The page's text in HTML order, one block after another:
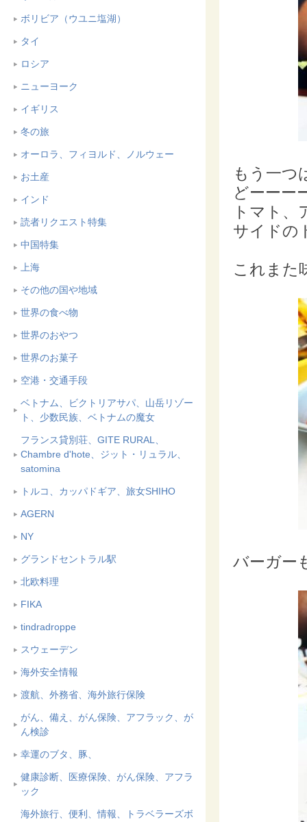
ボリビア（ウユニ塩湖）
タイ
ロシア
ニューヨーク
イギリス
冬の旅
オーロラ、フィヨルド、ノルウェー
お土産
インド
読者リクエスト特集
中国特集
上海
その他の国や地域
世界の食べ物
世界のおやつ
世界のお菓子
空港・交通手段
ベトナム、ビクトリアサパ、山岳リゾー
ト、少数民族、ベトナムの魔女
フランス貸別荘、GITE RURAL、
Chambre d'hote、ジット・リュラル、
satomina
トルコ、カッパドギア、旅女SHIHO
AGERN
NY
グランドセントラル駅
北欧料理
FIKA
tindradroppe
スウェーデン
海外安全情報
渡航、外務省、海外旅行保険
がん、備え、がん保険、アフラック、が
ん検診
幸運のブタ、豚、
健康診断、医療保険、がん保険、アフラ
ック
海外旅行、便利、情報、トラベラーズボ
もう一つ
どーーー
トマト、
サイドの
これまた
バーガー